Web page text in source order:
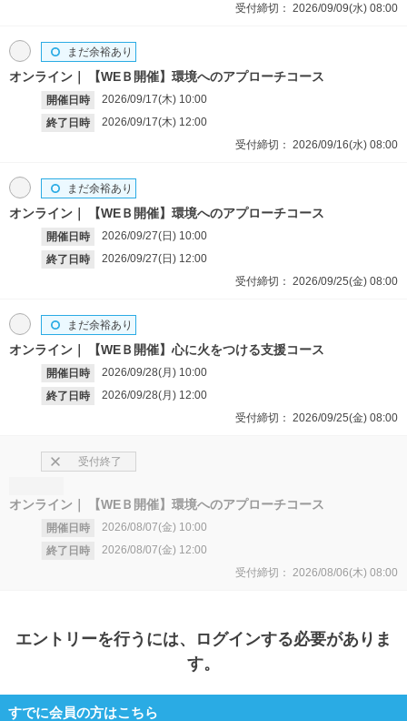
受付締切： 2026/09/09(水) 08:00
オンライン 【WEＢ開催】環境へのアプローチコース
開催日時 2026/09/17(木) 10:00
終了日時
2026/09/17(木) 12:00
まだ余裕あり
受付締切： 2026/09/16(水) 08:00
オンライン 【WEＢ開催】環境へのアプローチコース
開催日時 2026/09/27(日) 10:00
終了日時
2026/09/27(日) 12:00
まだ余裕あり
受付締切： 2026/09/25(金) 08:00
オンライン 【WEＢ開催】心に火をつける支援コース
開催日時 2026/09/28(月) 10:00
終了日時
2026/09/28(月) 12:00
まだ余裕あり
受付締切： 2026/09/25(金) 08:00
オンライン 【WEＢ開催】環境へのアプローチコース
開催日時 2026/08/07(金) 10:00
終了日時
2026/08/07(金) 12:00
受付終了
受付締切： 2026/08/06(木) 08:00
エントリーを行うには、ログインする必要がありま
す。
すでに会員の方はこちら